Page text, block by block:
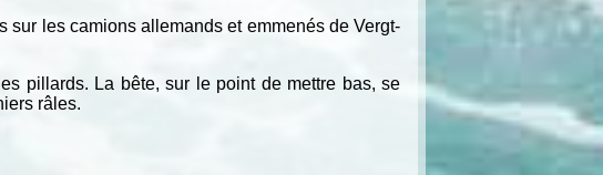
sur les camions allemands et emmenés de Vergt-
pillards. La bête, sur le point de mettre bas, se
râles.